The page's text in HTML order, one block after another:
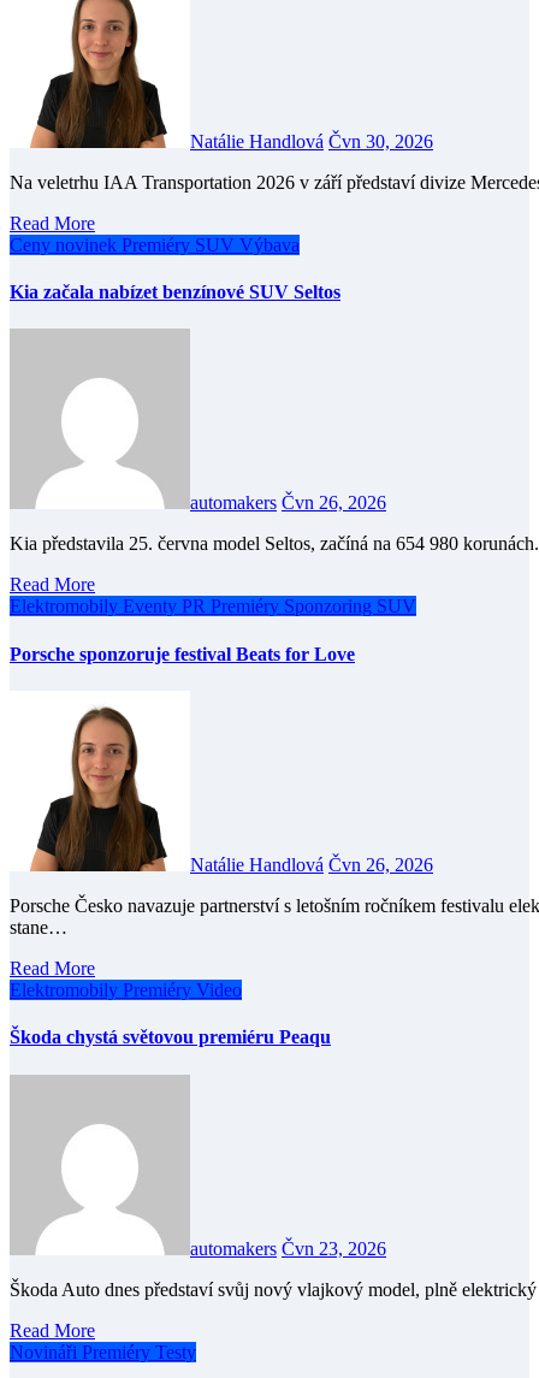
Natálie Handlová Čvn 30, 2026
Na veletrhu IAA Transportation 2026 v září představí divize
Read More
Ceny novinek Premiéry SUV Výbava
Kia začala nabízet benzínové SUV Seltos
automakers Čvn 26, 2026
Kia představila 25. června model Seltos, začíná na 654 980
Read More
Elektromobily Eventy PR Premiéry Sponzoring SUV
Porsche sponzoruje festival Beats for Love
Natálie Handlová Čvn 26, 2026
Porsche Česko navazuje partnerství s letošním ročníkem festivalu elektronické hudby Beats for Love. V rámci spolupráce se
stane…
Read More
Elektromobily Premiéry Video
Škoda chystá světovou premiéru Peaqu
automakers Čvn 23, 2026
Škoda Auto dnes představí svůj nový vlajkový model, plně
Read More
Novináři Premiéry Testy